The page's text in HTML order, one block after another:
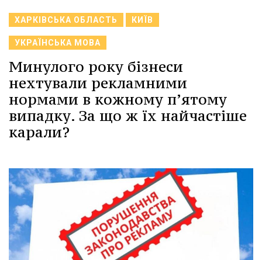
ХАРКІВСЬКА ОБЛАСТЬ КИЇВ
УКРАЇНСЬКА МОВА
Минулого року бізнеси
нехтували рекламними
нормами в кожному п’ятому
випадку. За що ж їх найчастіше
карали?